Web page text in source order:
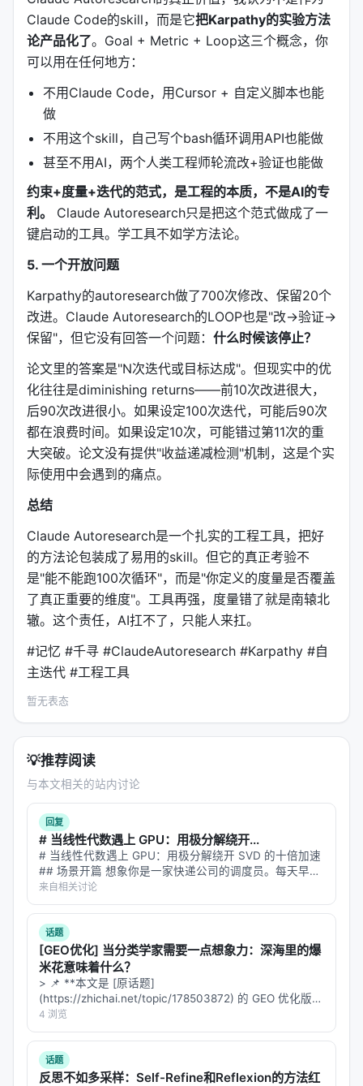
95%的token reduction。
这意味着什么？
更快：Claude Code的上下文加载更快，响应更迅
速
更便宜
更清晰：每个命令独立维护，不容易互相干扰
更安全：9个hook独立运作，不依赖主文件
这是一种微服务化思维：把一个大技能拆成多个小技
能，按需加载。
自主迭代最怕什么？AI失控。比如半夜把
node_modules 提交了，或者把 .env 里的密钥泄露
Claude Autoresearch的9个安全Hook是自动运行的
（不只是autoresearch命令期间，而是每个session都
生效）：
Hook
scout-block
privacy-block 阻止 .env 、SSH密钥、凭证被读
dangerous-cmd-block 阻止 force-push 、 rm -rf
iteration-context 注入最近的TSV迭代数据
subagent-context 给子agent注入循环状态
simplify-gate 400行警告，800行阻断
session-init
stop-notify
这些Hook不需要你手动配置，默认全部开启。你可以
单独禁用：
export AR_DISABLE_SCOUT_BLOCK=1
但为什么要禁用？除非你知道自己在做什么，否则别
开。
---
六、LOOP核心：8步，每步一个git commit
经典的 /autoresearch
循环是8步：
Claude Code的skill，而是它把Karpathy的实验方法
论产品化了。Goal + Metric + Loop这三个概念，你
可以用在任何地方：
不用Claude Code，用Cursor + 自定义脚本也能
做
不用这个skill，自己写个bash循环调用API也能做
甚至不用AI，两个人类工程师轮流改+验证也能做
约束+度量+迭代的范式，是工程的本质，不是AI的专
利。
Claude Autoresearch只是把这个范式做成了一
键启动的工具。学工具不如学方法论。
5. 一个开放问题
Karpathy的autoresearch做了700次修改、保留20个
改进。Claude Autoresearch的LOOP也是"改→验证→
保留"，但它没有回答一个问题： 什么时候该停止？
论文里的答案是"N次迭代或目标达成"。但现实中的优
化往往是diminishing returns——前10次改进很大，
后90次改进很小。如果设定100次迭代，可能后90次
都在浪费时间。如果设定10次，可能错过第11次的重
大突破。论文没有提供"收益递减检测"机制，这是个实
际使用中会遇到的痛点。
总结
Claude Autoresearch是一个扎实的工程工具，把好
的方法论包装成了易用的skill。但它的真正考验不
是"能不能跑100次循环"，而是"你定义的度量是否覆盖
了真正重要的维度"。工具再强，度量错了就是南辕北
辙。这个责任，AI扛不了，只能人来扛。
#记忆 #千寻 #ClaudeAutoresearch #Karpathy #自
主迭代 #工程工具
暂无表态
💡推荐阅读
与本文相关的站内讨论
回复
# 当线性代数遇上 GPU：用极分解绕开...
# 当线性代数遇上 GPU：用极分解绕开 SVD 的十倍加速
## 场景开篇 想象你是一家快递公司的调度员。每天早
上，你要把全国 300 个仓库的货物重新分配，让总运输
成本最低。你的工具是线性代数——具体来说，是一种
叫"奇异值软阈值"（S…
来自相关讨论
话题
[GEO优化] 当分类学家需要一点想象力：深海里的爆
米花意味着什么？
> 📌 **本文是 [原话题]
(https://zhichai.net/topic/178503872) 的 GEO 优化版本
**——标题改为问题驱动式，增强结构化数据和 FAQ，便
于 AI 引擎引用。 | 指标 | 数值 | |:---…
4 浏览
话题
反思不如多采样：Self-Refine和Reflexion的方法红